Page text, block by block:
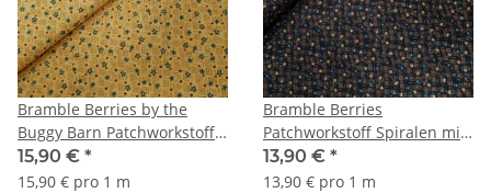
Bramble Berries by the
Buggy Barn Patchworkstoff
mini Sterne beige, petrol
15,90 € *
15,90 € pro 1 m
Bramble Berries
Patchworkstoff Spiralen mit
mini Sternen schwarz,
braun, türkis
13,90 € *
13,90 € pro 1 m